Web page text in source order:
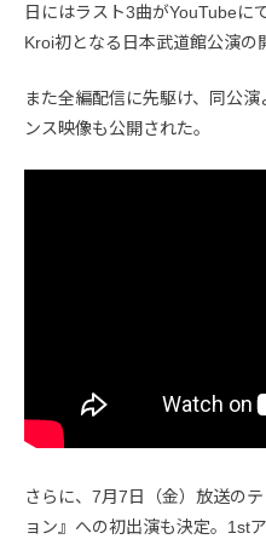
日にはラスト3曲がYouTubeに
Kroi初となる日本武道館公演の
また全編配信に先駆け、同公
ンス映像も公開された。
さらに、7月7日（金）放送の
ョン』への初出演も決定。1st